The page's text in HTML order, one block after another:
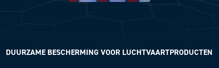
DUURZAME BESCHERMING VOOR LUCHTVAARTPRODUCTEN